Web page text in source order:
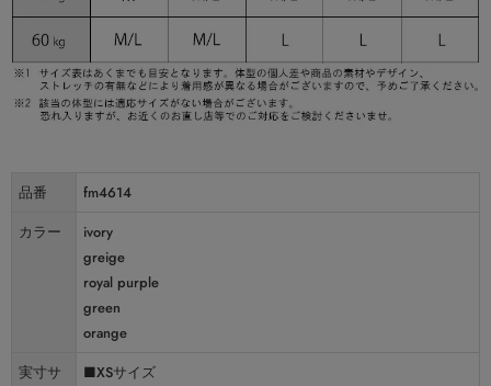
品番
fm4614
カラー
ivory
greige
royal purple
green
orange
実寸サ
■XSサイズ